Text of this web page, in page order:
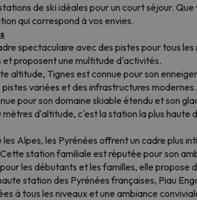
de ski idéales pour un court séjour.
qui correspond à vos envies.
spectaculaire avec des pistes pour tous
proposent une multitude d'activités.
altitude, Tignes est connue pour son
pistes variées et des infrastructures modernes.
pour son domaine skiable étendu et son
d'altitude, c'est la station la plus haute
Alpes, les Pyrénées offrent un cadre plus
Cette station familiale est réputée pour son
les débutants et les familles, elle
station des Pyrénées françaises, Piau
à tous les niveaux et une ambiance